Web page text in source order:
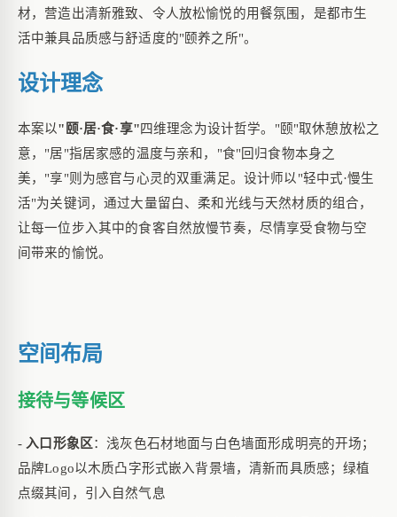
材，营造出清新雅致、令人放松愉悦的用餐氛围，是都市生
活中兼具品质感与舒适度的"颐养之所"。
设计理念
本案以"颐·居·食·享"四维理念为设计哲学。 "颐"取休憩放松之
意，"居"指居家感的温度与亲和，"食"回归食物本身之
美，"享"则为感官与心灵的双重满足。设计师以"轻中式·慢生
活"为关键词，通过大量留白、柔和光线与天然材质的组合，
让每一位步入其中的食客自然放慢节奏，尽情享受食物与空
间带来的愉悦。
空间布局
接待与等候区
-入口形象区：浅灰色石材地面与白色墙面形成明亮的开场；
品牌Logo以木质凸字形式嵌入背景墙，清新而具质感；绿植
点缀其间，引入自然气息